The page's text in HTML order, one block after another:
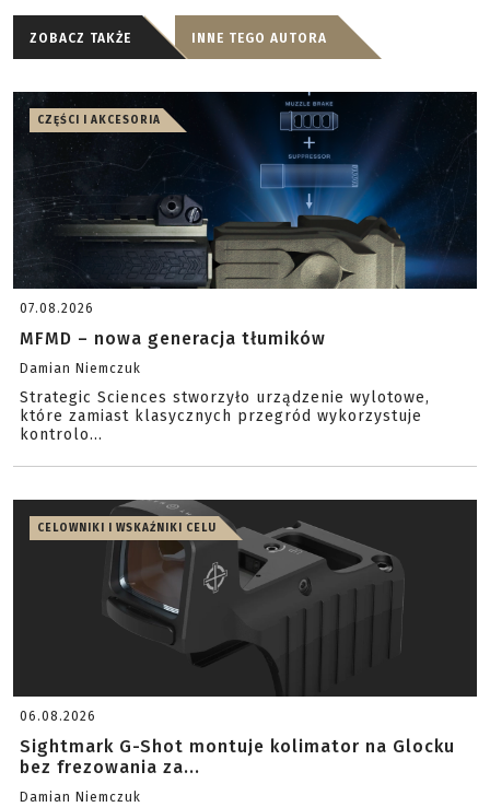
ZOBACZ TAKŻE INNE TEGO AUTORA
CZĘŚCI I AKCESORIA
07.08.2026
MFMD – nowa generacja tłumików
Damian Niemczuk
Strategic Sciences stworzyło urządzenie wylotowe,
które zamiast klasycznych przegród wykorzystuje
kontrolo...
CELOWNIKI I WSKAŹNIKI CELU
06.08.2026
Sightmark G-Shot montuje kolimator na Glocku
bez frezowania za...
Damian Niemczuk